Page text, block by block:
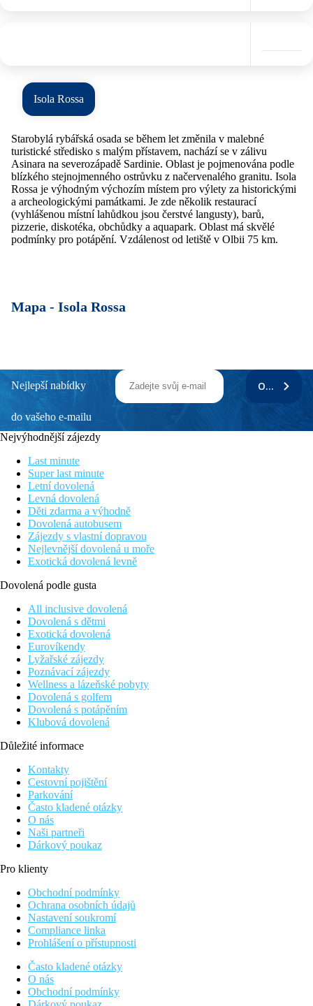
Isola Rossa
Starobylá rybářská osada se během let změnila v malebné
turistické středisko s malým přístavem, nachází se v zálivu
Asinara na severozápadě Sardinie. Oblast je pojmenována podle
blízkého stejnojmenného ostrůvku z načervenalého granitu. Isola
Rossa je výhodným výchozím místem pro výlety za historickými
a archeologickými památkami. Je zde několik restaurací
(vyhlášenou místní lahůdkou jsou čerstvé langusty), barů,
pizzerie, diskotéka, obchůdky a aquapark. Oblast má skvělé
podmínky pro potápění. Vzdálenost od letiště v Olbii 75 km.
Mapa - Isola Rossa
Nejlepší nabídky
do vašeho e-mailu
ODEBÍRAT
Nejvýhodnější zájezdy
Last minute
Super last minute
Letní dovolená
Levná dovolená
Děti zdarma a výhodně
Dovolená autobusem
Zájezdy s vlastní dopravou
Nejlevnější dovolená u moře
Exotická dovolená levně
Dovolená podle gusta
All inclusive dovolená
Dovolená s dětmi
Exotická dovolená
Eurovíkendy
Lyžařské zájezdy
Poznávací zájezdy
Wellness a lázeňské pobyty
Dovolená s golfem
Dovolená s potápěním
Klubová dovolená
Důležité informace
Kontakty
Cestovní pojištění
Parkování
Často kladené otázky
O nás
Naši partneři
Dárkový poukaz
Pro klienty
Obchodní podmínky
Ochrana osobních údajů
Nastavení soukromí
Compliance linka
Prohlášení o přístupnosti
Často kladené otázky
O nás
Obchodní podmínky